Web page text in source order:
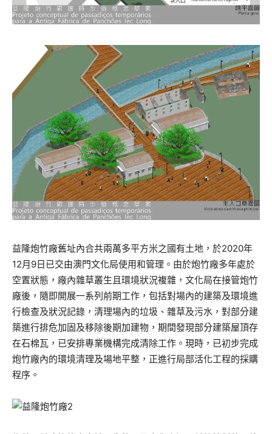
益隆炮竹廠舊址內合共兩萬多平方米之 國有土地，於2020年
12月9日已交由澳門文化局使用和管理。 由於炮竹廠多年處於
空置狀態，廠內雜草叢生 且環境狀況複雜，文化局在接管炮竹
廠後，隨即開展一系列前期工作，包括對場內的建築及環境進
行檢查及狀況記錄 ， 清理場內的垃圾 、雜草及污水， 對部分建
築進行排危加固及移除後期加建物，期間發現部分建築屋頂存
在石棉瓦，已安排專業機構完成清除工作。 現時，已初步完成
炮竹廠內的環境清理及場地平整，正進行局部活化工程的採購
程序。